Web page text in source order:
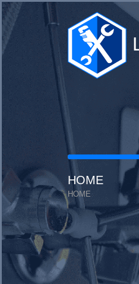
HOME
HOME